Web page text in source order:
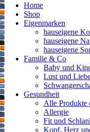
Home
Shop
Eigenmarken
hauseigene
hauseigene
hauseigene
Familie & Co
Baby und
Lust und
Gesundheit
Alle Produkte
Allergie
Fit und
Kopf, Herz